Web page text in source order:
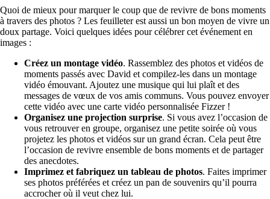
Quoi de mieux pour marquer le coup que de revivre de bons moments
à travers des photos ? Les feuilleter est aussi un bon moyen de vivre un
doux partage. Voici quelques idées pour célébrer cet événement en
images :
Créez un montage vidéo. Rassemblez des photos et vidéos de
moments passés avec David et compilez-les dans un montage
vidéo émouvant. Ajoutez une musique qui lui plaît et des
messages de vœux de vos amis communs. Vous pouvez envoyer
cette vidéo avec une carte vidéo personnalisée Fizzer !
Organisez une projection surprise. Si vous avez l’occasion de
vous retrouver en groupe, organisez une petite soirée où vous
projetez les photos et vidéos sur un grand écran. Cela peut être
l’occasion de revivre ensemble de bons moments et de partager
des anecdotes.
Imprimez et fabriquez un tableau de photos. Faites imprimer
ses photos préférées et créez un pan de souvenirs qu’il pourra
accrocher où il veut chez lui.